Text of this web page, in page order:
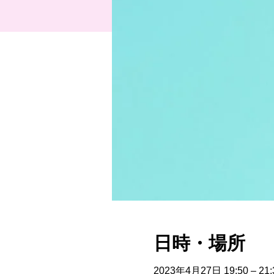
日時・場所
2023年4月27日 19:50 –